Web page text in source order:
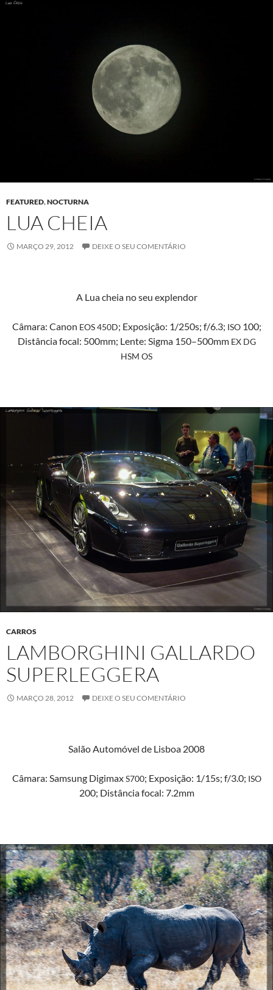
FEATURED,NOCTURNA
LUA CHEIA
MARÇO 29, 2012 DEIXE O SEU COMENTÁRIO
A Lua cheia no seu explendor
Câmara: Canon EOS 450D; Exposição: 1/250s; f/6.3; ISO100;
Dis­tân­cia focal: 500mm; Lente: Sig­ma 150–500mm EX DG
HSM OS
CARROS
LAMBORGHINI GALLARDO
SUPERLEGGERA
MARÇO 28, 2012 DEIXE O SEU COMENTÁRIO
Salão Automóv­el de Lis­boa 2008
Câmara: Sam­sung Digi­maxS700; Exposição: 1/15s; f/3.0; ISO
200; Dis­tân­cia focal: 7.2mm